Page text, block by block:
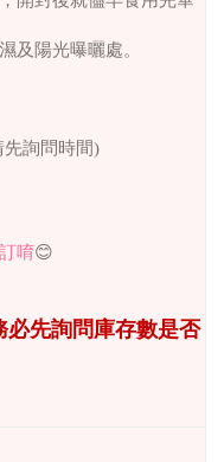
及陽光曝曬處。
先詢問時間)
唷😊
先詢問庫存數是否